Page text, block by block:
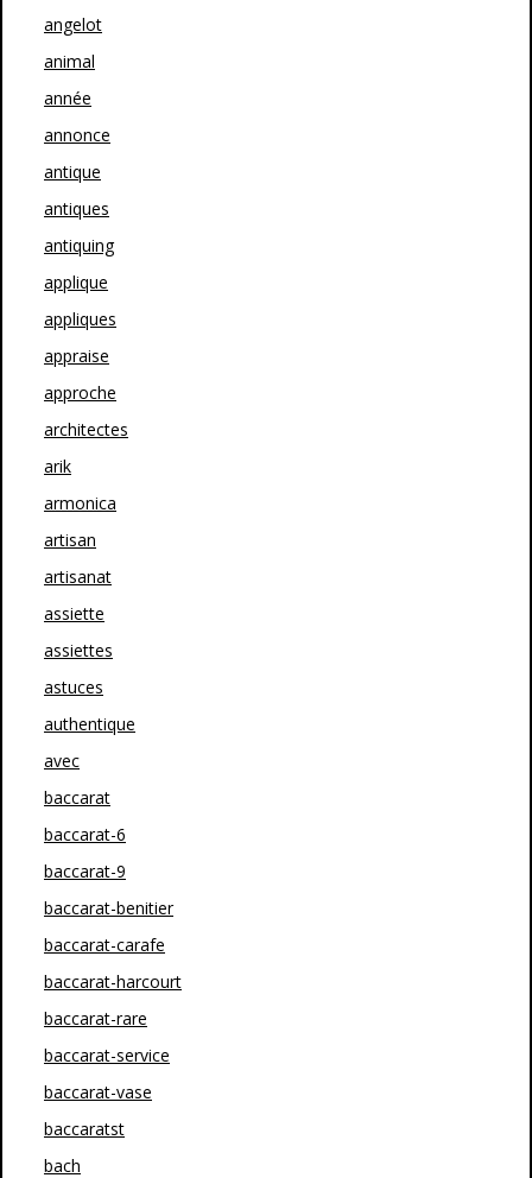
angelot
animal
année
annonce
antique
antiques
antiquing
applique
appliques
appraise
approche
architectes
arik
armonica
artisan
artisanat
assiette
assiettes
astuces
authentique
avec
baccarat
baccarat-6
baccarat-9
baccarat-benitier
baccarat-carafe
baccarat-harcourt
baccarat-rare
baccarat-service
baccarat-vase
baccaratst
bach